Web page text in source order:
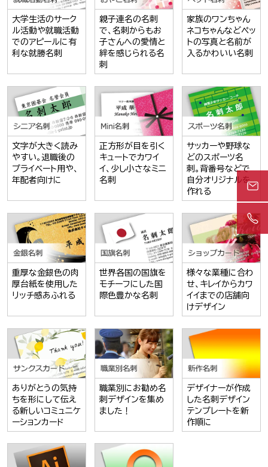
大学生活のサーク
ル活動や就職活動
でのアピールに有
利な就勝名刺
親子連名の名刺
で、名刺からもお
子さんへの愛情と
絆を感じられる名
刺
家族のワンちゃん
ネコちゃんなどペッ
トの写真と名前が
入るかわいい名刺
文字が大きく読み
やすい。退職後の
プライベート用や、
年配者向けに
正方形が目を引く
キュートでカワイ
イ、少し小さなミニ
名刺
サッカーや野球な
どのスポーツ名
刺。背番号などで
自分オリジナルを
作れる
重厚な金銀色の肉
厚台紙を使用した
リッチ感あふれる
世界各国の国旗を
モチーフにした国
際色豊かな名刺
様々な業種に合わ
せ、キレイからカワ
イイまでの店舗向
けデザイン
ありがとうの気持
ちを形にして伝え
る新しいコミュニケ
ーションカード
職業別にお勧め名
刺デザインを集め
ました！
デザイナーが作成
した名刺デザイン
テンプレートを新
作順に